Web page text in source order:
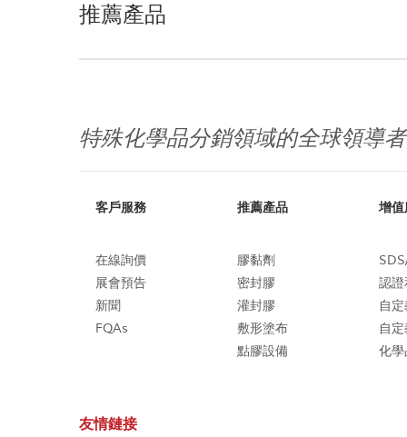
推薦產品
特殊化學品分銷領域的全球領導者
客戶服務
在線詢價
展會預告
新聞
FQAs
推薦產品
膠黏劑
密封膠
灌封膠
敷形塗布
點膠設備
增
認
自
自
化
友情鏈接